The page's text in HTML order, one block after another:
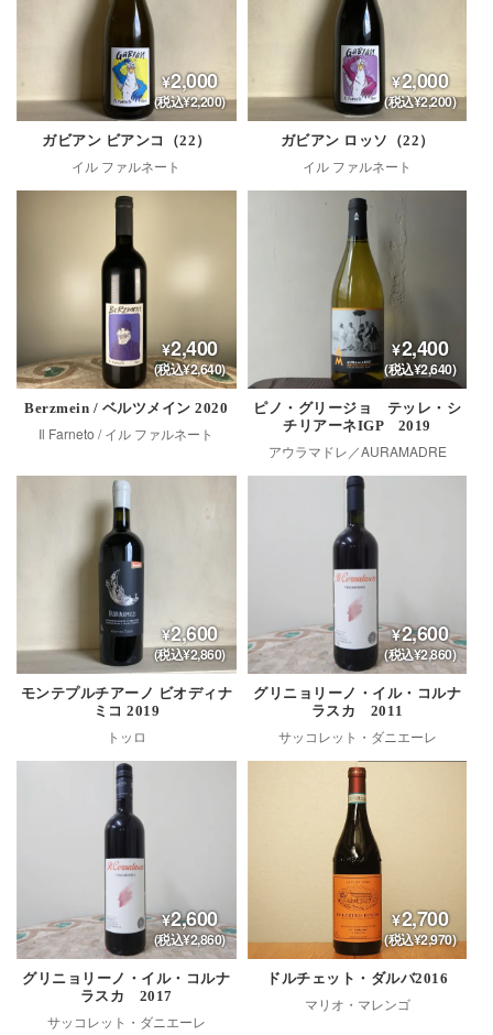
2,000
(税込¥2,200)
ガビアン ビアンコ（22）
イル ファルネート
2,000
(税込¥2,200)
ガビアン ロッソ（22）
イル ファルネート
2,400
(税込¥2,640)
Berzmein / ベルツメイン 2020
Il Farneto / イル ファルネート
2,400
(税込¥2,640)
ピノ・グリージョ テッレ・シ
チリアーネIGP 2019
アウラマドレ／AURAMADRE
2,600
(税込¥2,860)
モンテプルチアーノ ビオディナ
ミコ 2019
トッロ
2,600
(税込¥2,860)
グリニョリーノ・イル・コルナ
ラスカ 2011
サッコレット・ダニエーレ
2,600
(税込¥2,860)
グリニョリーノ・イル・コルナ
ラスカ 2017
サッコレット・ダニエーレ
2,700
(税込¥2,970)
ドルチェット・ダルバ2016
マリオ・マレンゴ